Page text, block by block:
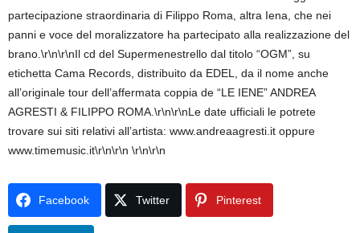
partecipazione straordinaria di Filippo Roma, altra Iena, che nei
panni e voce del moralizzatore ha partecipato alla realizzazione del
brano.\r\n\r\nIl cd del Supermenestrello dal titolo “OGM”, su
etichetta Cama Records, distribuito da EDEL, da il nome anche
all’originale tour dell’affermata coppia de “LE IENE” ANDREA
AGRESTI & FILIPPO ROMA.\r\n\r\nLe date ufficiali le potrete
trovare sui siti relativi all’artista: www.andreaagresti.it oppure
www.timemusic.it\r\n\r\n \r\n\r\n
Facebook Twitter Pinterest